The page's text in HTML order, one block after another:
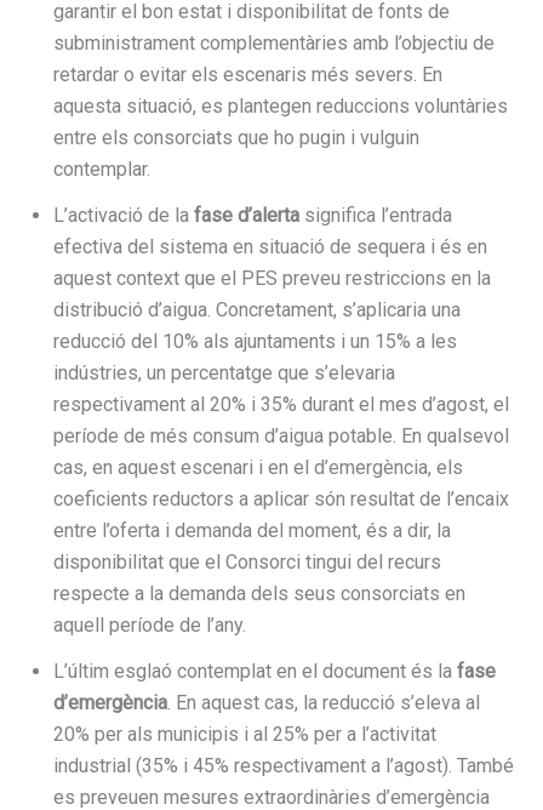
garantir el bon estat i disponibilitat de fonts de
subministrament complementàries amb l’objectiu de
retardar o evitar els escenaris més severs. En
aquesta situació, es plantegen reduccions voluntàries
entre els consorciats que ho pugin i vulguin
contemplar.
L’activació de la fase d’alerta significa l’entrada
efectiva del sistema en situació de sequera i és en
aquest context que el PES preveu restriccions en la
distribució d’aigua. Concretament, s’aplicaria una
reducció del 10% als ajuntaments i un 15% a les
indústries, un percentatge que s’elevaria
respectivament al 20% i 35% durant el mes d’agost, el
període de més consum d’aigua potable. En qualsevol
cas, en aquest escenari i en el d’emergència, els
coeficients reductors a aplicar són resultat de l’encaix
entre l’oferta i demanda del moment, és a dir, la
disponibilitat que el Consorci tingui del recurs
respecte a la demanda dels seus consorciats en
aquell període de l’any.
L’últim esglaó contemplat en el document és la fase
d’emergència. En aquest cas, la reducció s’eleva al
20% per als municipis i al 25% per a l’activitat
industrial (35% i 45% respectivament a l’agost). També
es preveuen mesures extraordinàries d’emergència